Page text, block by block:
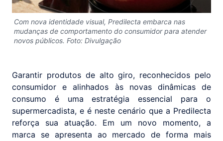
Com nova identidade visual, Predilecta embarca nas
mudanças de comportamento do consumidor para atender
novos públicos. Foto: Divulgação
Garantir produtos de alto giro, reconhecidos pelo
consumidor e alinhados às novas dinâmicas de
consumo é uma estratégia essencial para o
supermercadista, e é neste cenário que a Predilecta
reforça sua atuação. Em um novo momento, a
marca se apresenta ao mercado de forma mais